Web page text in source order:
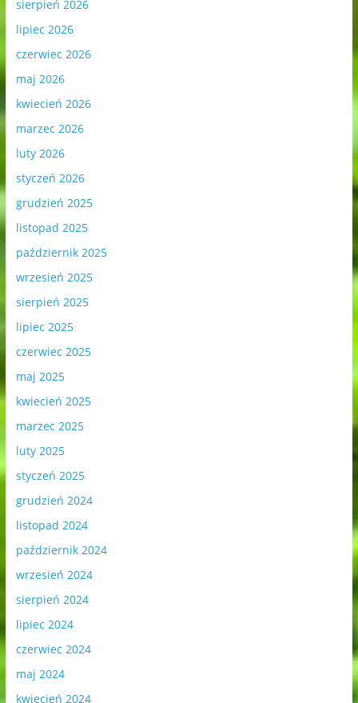
sierpień 2026
lipiec 2026
czerwiec 2026
maj 2026
kwiecień 2026
marzec 2026
luty 2026
styczeń 2026
grudzień 2025
listopad 2025
październik 2025
wrzesień 2025
sierpień 2025
lipiec 2025
czerwiec 2025
maj 2025
kwiecień 2025
marzec 2025
luty 2025
styczeń 2025
grudzień 2024
listopad 2024
październik 2024
wrzesień 2024
sierpień 2024
lipiec 2024
czerwiec 2024
maj 2024
kwiecień 2024